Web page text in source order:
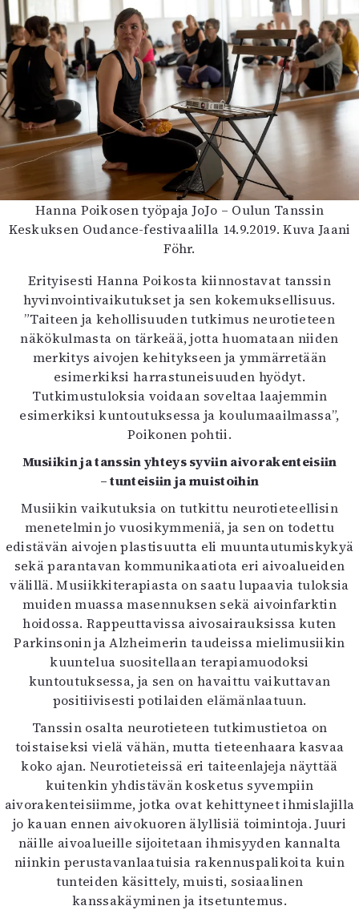
Hanna Poikosen työpaja JoJo – Oulun Tanssin
Keskuksen Oudance-festivaalilla 14.9.2019. Kuva Jaani
Föhr.
Erityisesti Hanna Poikosta kiinnostavat tanssin
hyvinvointivaikutukset ja sen kokemuksellisuus.
”Taiteen ja kehollisuuden tutkimus neurotieteen
näkökulmasta on tärkeää, jotta huomataan niiden
merkitys aivojen kehitykseen ja ymmärretään
esimerkiksi harrastuneisuuden hyödyt.
Tutkimustuloksia voidaan soveltaa laajemmin
esimerkiksi kuntoutuksessa ja koulumaailmassa”,
Poikonen pohtii.
Musiikin ja tanssin yhteys syviin aivorakenteisiin
– tunteisiin ja muistoihin
Musiikin vaikutuksia on tutkittu neurotieteellisin
menetelmin jo vuosikymmeniä, ja sen on todettu
edistävän aivojen plastisuutta eli muuntautumiskykyä
sekä parantavan kommunikaatiota eri aivoalueiden
välillä. Musiikkiterapiasta on saatu lupaavia tuloksia
muiden muassa masennuksen sekä aivoinfarktin
hoidossa. Rappeuttavissa aivosairauksissa kuten
Parkinsonin ja Alzheimerin taudeissa mielimusiikin
kuuntelua suositellaan terapiamuodoksi
kuntoutuksessa, ja sen on havaittu vaikuttavan
positiivisesti potilaiden elämänlaatuun.
Tanssin osalta neurotieteen tutkimustietoa on
toistaiseksi vielä vähän, mutta tieteenhaara kasvaa
koko ajan. Neurotieteissä eri taiteenlajeja näyttää
kuitenkin yhdistävän kosketus syvempiin
aivorakenteisiimme, jotka ovat kehittyneet ihmislajilla
jo kauan ennen aivokuoren älyllisiä toimintoja. Juuri
näille aivoalueille sijoitetaan ihmisyyden kannalta
niinkin perustavanlaatuisia rakennuspalikoita kuin
tunteiden käsittely, muisti, sosiaalinen
kanssakäyminen ja itsetuntemus.